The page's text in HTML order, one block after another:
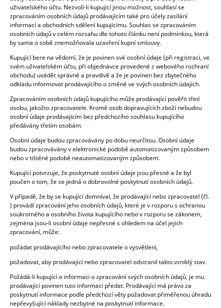
uživatelského účtu. Nezvolí-li kupující jinou možnost, souhlasí se
zpracováním osobních údajů prodávajícím také pro účely zasílání
informací a obchodních sdělení kupujícímu. Souhlas se zpracováním
osobních údajů v celém rozsahu dle tohoto článku není podmínkou, která
by sama o sobě znemožňovala uzavření kupní smlouvy.
Kupující bere na vědomí, že je povinen své osobní údaje (při registraci, ve
svém uživatelském účtu, při objednávce provedené z webového rozhraní
obchodu) uvádět správně a pravdivě a že je povinen bez zbytečného
odkladu informovat prodávajícího o změně ve svých osobních údajích.
Zpracováním osobních údajů kupujícího může prodávající pověřit třetí
osobu, jakožto zpracovatele. Kromě osob dopravujících zboží nebudou
osobní údaje prodávajícím bez předchozího souhlasu kupujícího
předávány třetím osobám.
Osobní údaje budou zpracovávány po dobu neurčitou. Osobní údaje
budou zpracovávány v elektronické podobě automatizovaným způsobem
nebo v tištěné podobě neautomatizovaným způsobem.
Kupující potvrzuje, že poskytnuté osobní údaje jsou přesné a že byl
poučen o tom, že se jedná o dobrovolné poskytnutí osobních údajů.
V případě, že by se kupující domníval, že prodávající nebo zpracovatel (čl.
) provádí zpracování jeho osobních údajů, které je v rozporu s ochranou
soukromého a osobního života kupujícího nebo v rozporu se zákonem,
zejména jsou-li osobní údaje nepřesné s ohledem na účel jejich
zpracování, může:
požádat prodávajícího nebo zpracovatele o vysvětlení,
požadovat, aby prodávající nebo zpracovatel odstranil takto vzniklý stav.
Požádá-li kupující o informaci o zpracování svých osobních údajů, je mu
prodávající povinen tuto informaci předat. Prodávající má právo za
poskytnutí informace podle předchozí věty požadovat přiměřenou úhradu
nepřevyšující náklady nezbytné na poskytnutí informace.